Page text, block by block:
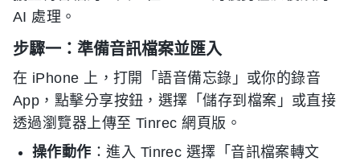
AI 處理。
步驟一：準備音訊檔案並匯入
在 iPhone 上，打開「語音備忘錄」或你的錄音
App，點擊分享按鈕，選擇「儲存到檔案」或直接
透過瀏覽器上傳至 Tinrec 網頁版。
操作動作 ：進入 Tinrec 選擇「音訊檔案轉文